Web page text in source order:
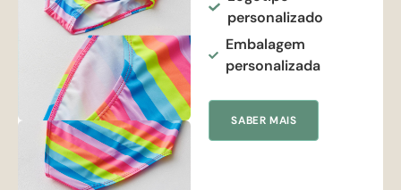
personalizado
Embalagem
personalizada
SABER MAIS